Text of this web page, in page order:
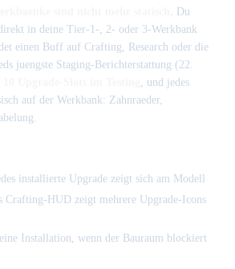
. Du
in deine Tier-1-, 2- oder 3-Werkbank
einen Buff auf Crafting, Research oder die
juengste Staging-Berichterstattung (22.
, und jedes
auf der Werkbank: Zahnraeder,
installierte Upgrade zeigt sich am Modell
Crafting-HUD zeigt mehrere Upgrade-Icons
Installation, wenn der Bauraum blockiert